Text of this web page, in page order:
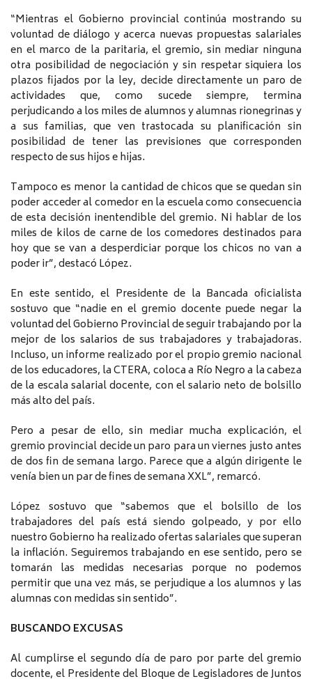
“Mientras el Gobierno provincial continúa mostrando su
voluntad de diálogo y acerca nuevas propuestas salariales
en el marco de la paritaria, el gremio, sin mediar ninguna
otra posibilidad de negociación y sin respetar siquiera los
plazos fijados por la ley, decide directamente un paro de
actividades que, como sucede siempre, termina
perjudicando a los miles de alumnos y alumnas rionegrinas y
a sus familias, que ven trastocada su planificación sin
posibilidad de tener las previsiones que corresponden
respecto de sus hijos e hijas.
Tampoco es menor la cantidad de chicos que se quedan sin
poder acceder al comedor en la escuela como consecuencia
de esta decisión inentendible del gremio. Ni hablar de los
miles de kilos de carne de los comedores destinados para
hoy que se van a desperdiciar porque los chicos no van a
poder ir”, destacó López.
En este sentido, el Presidente de la Bancada oficialista
sostuvo que “nadie en el gremio docente puede negar la
voluntad del Gobierno Provincial de seguir trabajando por la
mejor de los salarios de sus trabajadores y trabajadoras.
Incluso, un informe realizado por el propio gremio nacional
de los educadores, la CTERA, coloca a Río Negro a la cabeza
de la escala salarial docente, con el salario neto de bolsillo
más alto del país.
Pero a pesar de ello, sin mediar mucha explicación, el
gremio provincial decide un paro para un viernes justo antes
de dos fin de semana largo. Parece que a algún dirigente le
venía bien un par de fines de semana XXL”, remarcó.
López sostuvo que “sabemos que el bolsillo de los
trabajadores del país está siendo golpeado, y por ello
nuestro Gobierno ha realizado ofertas salariales que superan
la inflación. Seguiremos trabajando en ese sentido, pero se
tomarán las medidas necesarias porque no podemos
permitir que una vez más, se perjudique a los alumnos y las
alumnas con medidas sin sentido”.
BUSCANDO EXCUSAS
Al cumplirse el segundo día de paro por parte del gremio
docente, el Presidente del Bloque de Legisladores de Juntos